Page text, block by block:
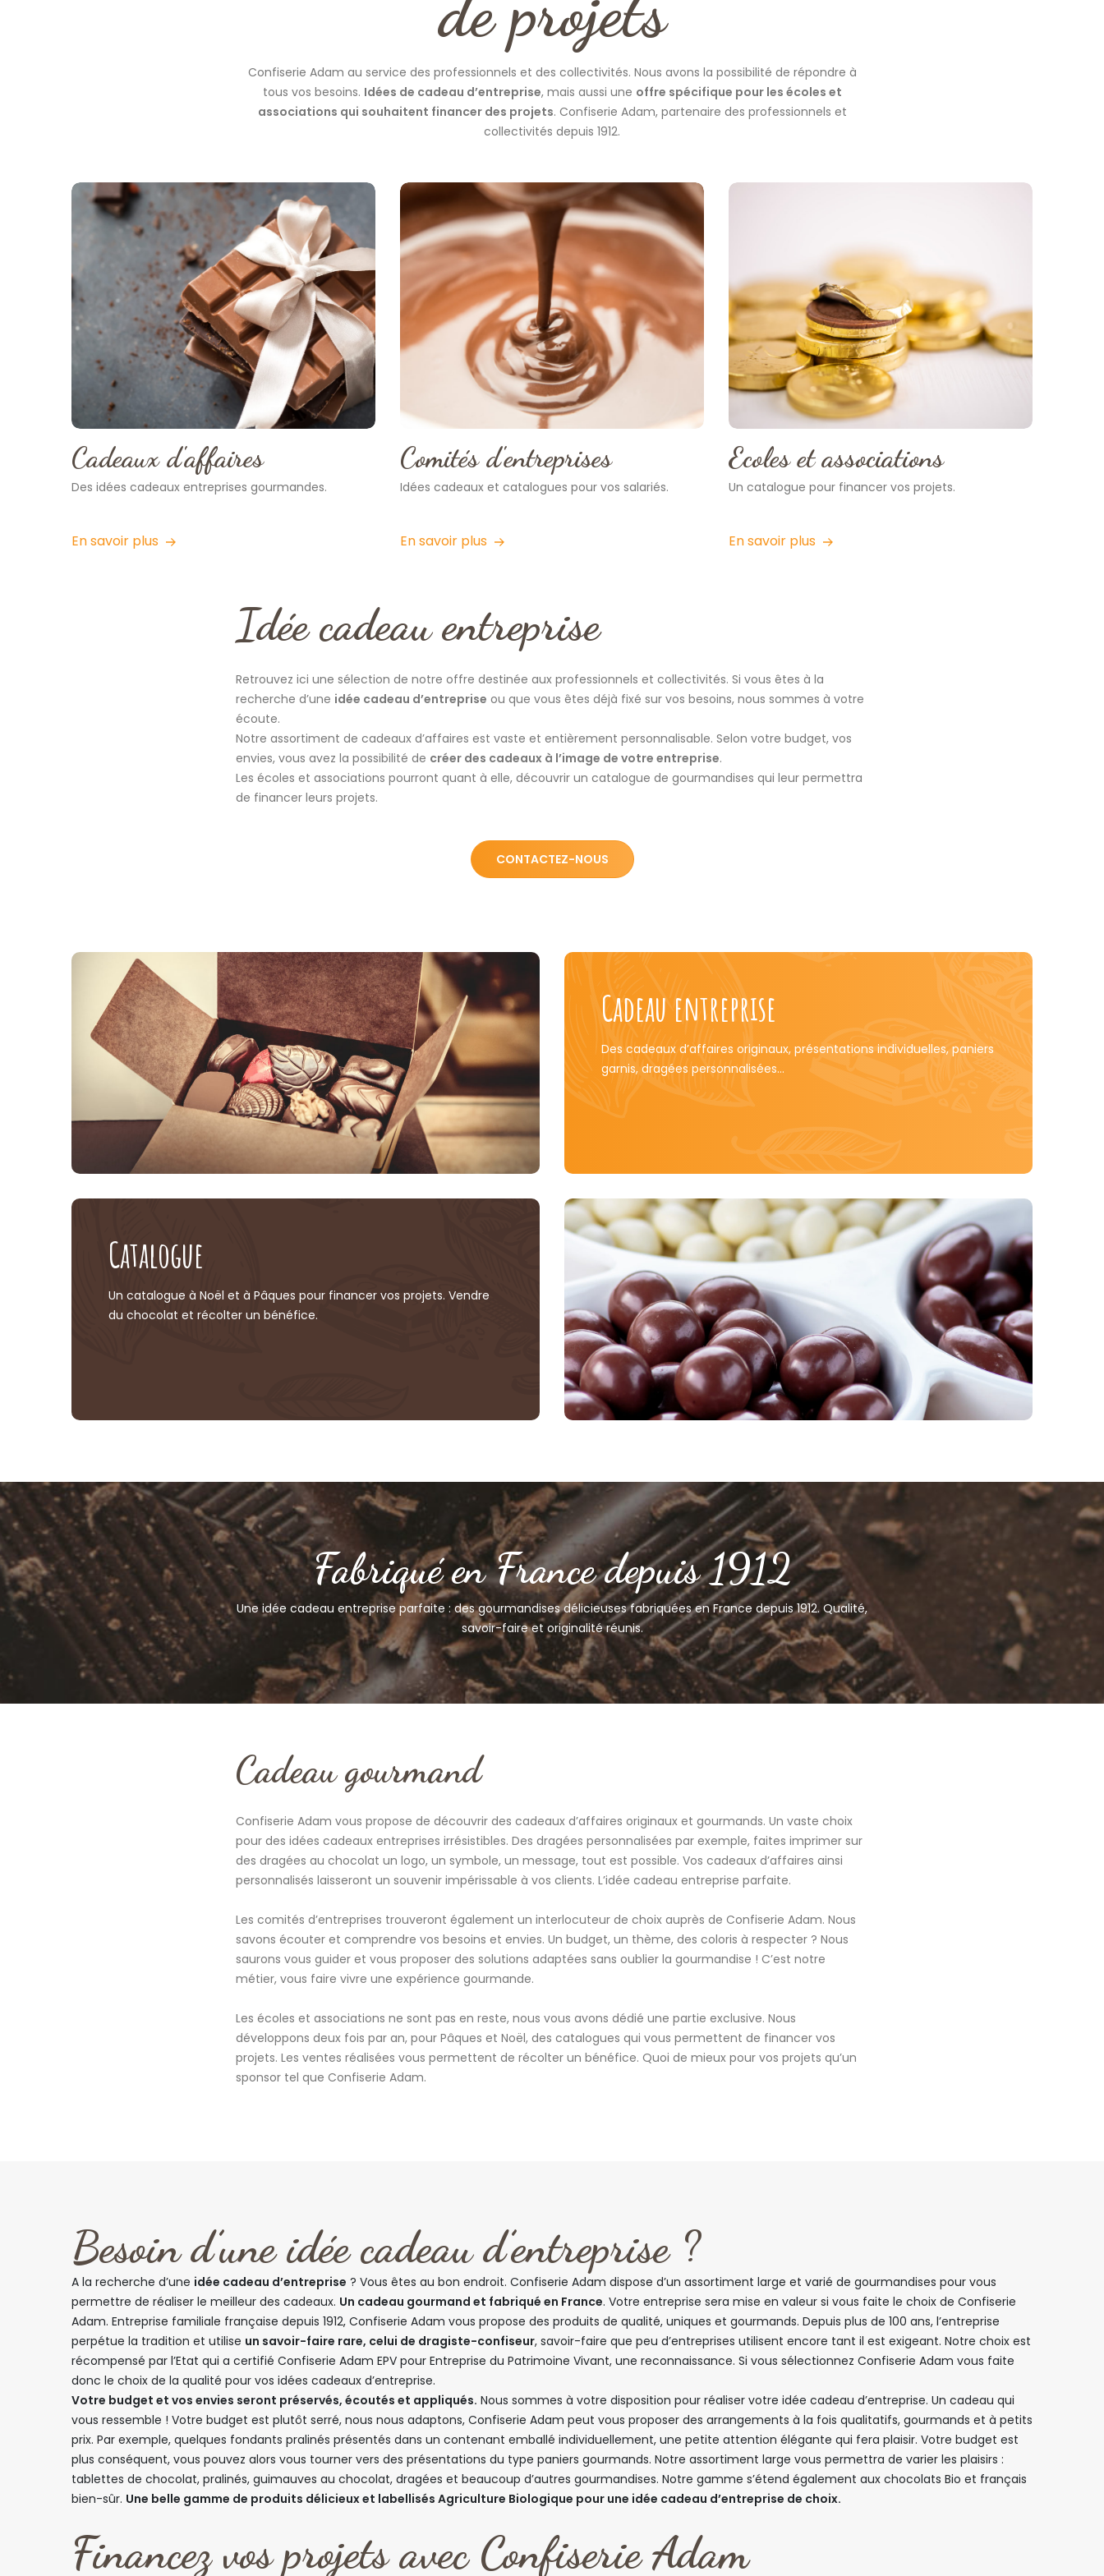
Confiserie Adam au service des professionnels et des collectivités. Nous avons la possibilité de répondre à
tous vos besoins. Idées de cadeau d’entreprise, mais aussi une offre spécifique pour les écoles et
associations qui souhaitent financer des projets. Confiserie Adam, partenaire des professionnels et
collectivités depuis 1912.
Cadeaux d'affaires
Des idées cadeaux entreprises gourmandes.
En savoir plus
Comités d'entreprises
Idées cadeaux et catalogues pour vos salariés.
En savoir plus
Ecoles et associations
Un catalogue pour financer vos projets.
En savoir plus
Idée cadeau entreprise
Retrouvez ici une sélection de notre offre destinée aux professionnels et collectivités. Si vous êtes à la
recherche d’une idée cadeau d’entreprise ou que vous êtes déjà fixé sur vos besoins, nous sommes à votre
écoute.
Notre assortiment de cadeaux d’affaires est vaste et entièrement personnalisable. Selon votre budget, vos
envies, vous avez la possibilité de créer des cadeaux à l’image de votre entreprise.
Les écoles et associations pourront quant à elle, découvrir un catalogue de gourmandises qui leur permettra
de financer leurs projets.
CONTACTEZ-NOUS
Cadeau entreprise
Des cadeaux d’affaires originaux, présentations individuelles, paniers
garnis, dragées personnalisées…
Catalogue
Un catalogue à Noël et à Pâques pour financer vos projets. Vendre
du chocolat et récolter un bénéfice.
Fabriqué en France depuis 1912
Une idée cadeau entreprise parfaite : des gourmandises délicieuses fabriquées en France depuis 1912. Qualité,
savoir-faire et originalité réunis.
Cadeau gourmand
Confiserie Adam vous propose de découvrir des cadeaux d’affaires originaux et gourmands. Un vaste choix
pour des idées cadeaux entreprises irrésistibles. Des dragées personnalisées par exemple, faites imprimer sur
des dragées au chocolat un logo, un symbole, un message, tout est possible. Vos cadeaux d’affaires ainsi
personnalisés laisseront un souvenir impérissable à vos clients. L’idée cadeau entreprise parfaite.
Les comités d’entreprises trouveront également un interlocuteur de choix auprès de Confiserie Adam. Nous
savons écouter et comprendre vos besoins et envies. Un budget, un thème, des coloris à respecter ? Nous
saurons vous guider et vous proposer des solutions adaptées sans oublier la gourmandise ! C’est notre
métier, vous faire vivre une expérience gourmande.
Les écoles et associations ne sont pas en reste, nous vous avons dédié une partie exclusive. Nous
développons deux fois par an, pour Pâques et Noël, des catalogues qui vous permettent de financer vos
projets. Les ventes réalisées vous permettent de récolter un bénéfice. Quoi de mieux pour vos projets qu’un
sponsor tel que Confiserie Adam.
Besoin d’une idée cadeau d’entreprise ?
A la recherche d’une idée cadeau d’entreprise ? Vous êtes au bon endroit. Confiserie Adam dispose d’un assortiment large et varié de gourmandises pour vous
permettre de réaliser le meilleur des cadeaux. Un cadeau gourmand et fabriqué en France. Votre entreprise sera mise en valeur si vous faite le choix de Confiserie
Adam. Entreprise familiale française depuis 1912, Confiserie Adam vous propose des produits de qualité, uniques et gourmands. Depuis plus de 100 ans, l’entreprise
perpétue la tradition et utilise un savoir-faire rare, celui de dragiste-confiseur, savoir-faire que peu d’entreprises utilisent encore tant il est exigeant. Notre choix est
récompensé par l’Etat qui a certifié Confiserie Adam EPV pour Entreprise du Patrimoine Vivant, une reconnaissance. Si vous sélectionnez Confiserie Adam vous faite
donc le choix de la qualité pour vos idées cadeaux d’entreprise.
Votre budget et vos envies seront préservés, écoutés et appliqués. Nous sommes à votre disposition pour réaliser votre idée cadeau d’entreprise. Un cadeau qui
vous ressemble ! Votre budget est plutôt serré, nous nous adaptons, Confiserie Adam peut vous proposer des arrangements à la fois qualitatifs, gourmands et à petits
prix. Par exemple, quelques fondants pralinés présentés dans un contenant emballé individuellement, une petite attention élégante qui fera plaisir. Votre budget est
plus conséquent, vous pouvez alors vous tourner vers des présentations du type paniers gourmands. Notre assortiment large vous permettra de varier les plaisirs :
tablettes de chocolat, pralinés, guimauves au chocolat, dragées et beaucoup d’autres gourmandises. Notre gamme s’étend également aux chocolats Bio et français
bien-sûr. Une belle gamme de produits délicieux et labellisés Agriculture Biologique pour une idée cadeau d’entreprise de choix.
Financez vos projets avec Confiserie Adam